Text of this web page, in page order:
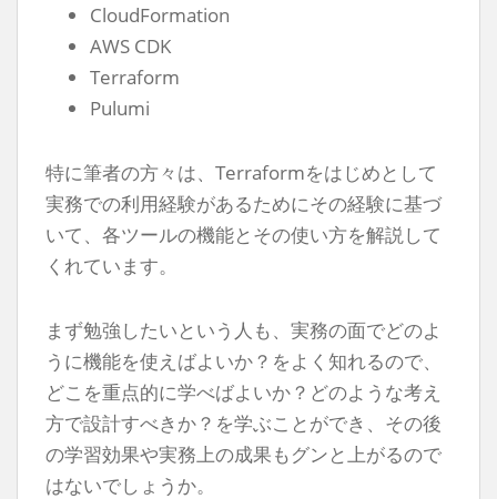
CloudFormation
AWS CDK
Terraform
Pulumi
特に筆者の方々は、Terraformをはじめとして
実務での利用経験があるためにその経験に基づ
いて、各ツールの機能とその使い方を解説して
くれています。
まず勉強したいという人も、実務の面でどのよ
うに機能を使えばよいか？をよく知れるので、
どこを重点的に学べばよいか？どのような考え
方で設計すべきか？を学ぶことができ、その後
の学習効果や実務上の成果もグンと上がるので
はないでしょうか。